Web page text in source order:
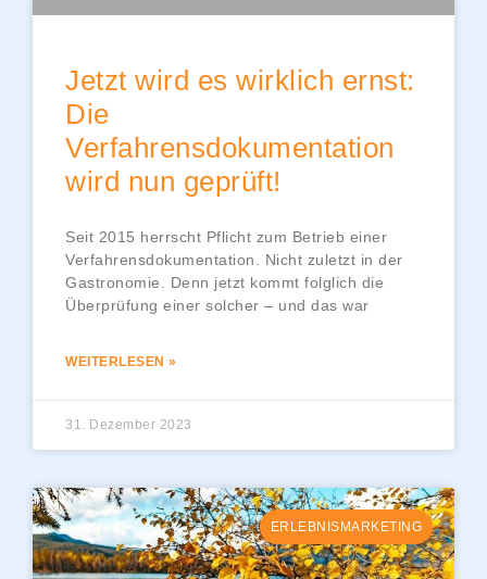
Jetzt wird es wirklich ernst:
Die
Verfahrensdokumentation
wird nun geprüft!
Seit 2015 herrscht Pflicht zum Betrieb einer
Verfahrensdokumentation. Nicht zuletzt in der
Gastronomie. Denn jetzt kommt folglich die
Überprüfung einer solcher – und das war
WEITERLESEN »
31. Dezember 2023
ERLEBNISMARKETING